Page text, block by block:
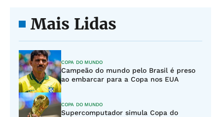
Mais Lidas
COPA DO MUNDO
Campeão do mundo pelo Brasil é preso
ao embarcar para a Copa nos EUA
COPA DO MUNDO
Supercomputador simula Copa do